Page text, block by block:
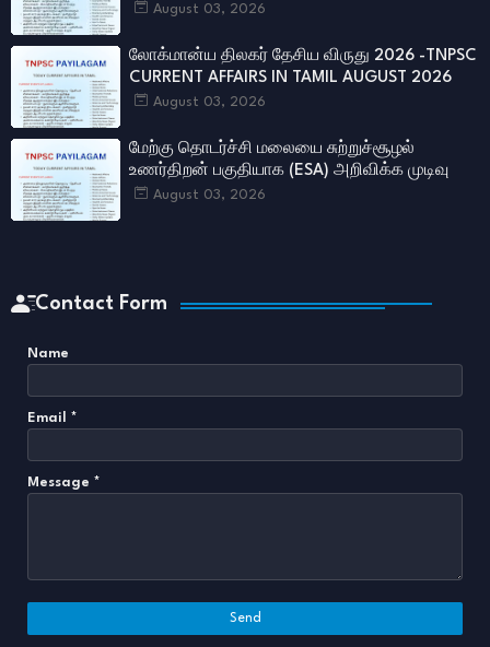
August 03, 2026
லோக்மான்ய திலகர் தேசிய விருது 2026 -TNPSC
CURRENT AFFAIRS IN TAMIL AUGUST 2026
August 03, 2026
மேற்கு தொடர்ச்சி மலையை சுற்றுச்சூழல்
உணர்திறன் பகுதியாக (ESA) அறிவிக்க முடிவு
August 03, 2026
Contact Form
Name
Email *
Message *